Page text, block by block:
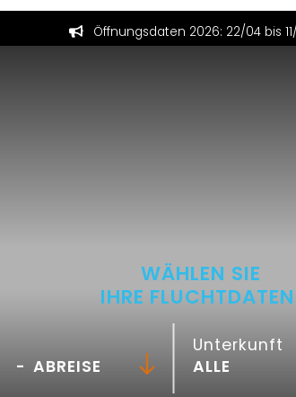
Öffnungsdaten 2026: 22/04 bis
WÄHLEN SIE
IHRE
-
Unterkunft